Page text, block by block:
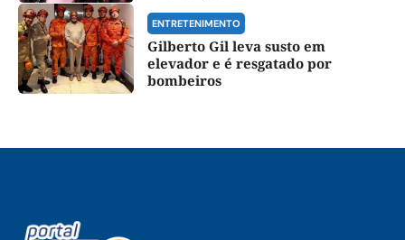
ENTRETENIMENTO
Gilberto Gil leva susto em
elevador e é resgatado por
bombeiros